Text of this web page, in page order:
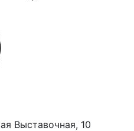
Выставочная, 10